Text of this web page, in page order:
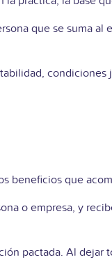
que se suma
beneficios que
o empresa, y
pactada. Al dejar